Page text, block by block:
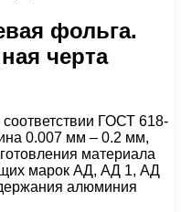
фольга.
черта
ГОСТ 618-
0.007 мм – 0.2 мм,
материала
марок AД, AД 1, AД
алюминия